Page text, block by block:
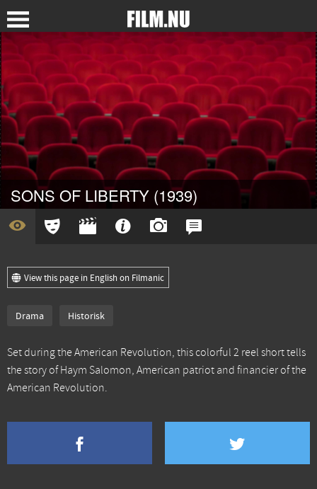
SONS OF LIBERTY (1939)
View this page in English on Filmanic
Drama Historisk
Set during the American Revolution, this colorful 2 reel short tells
the story of Haym Salomon, American patriot and financier of the
American Revolution.